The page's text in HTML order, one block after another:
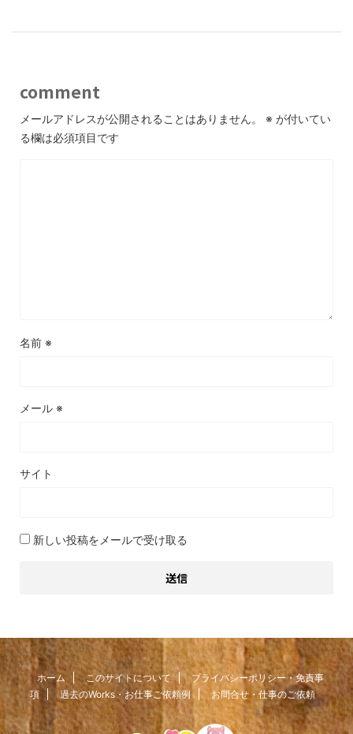
comment
メールアドレスが公開されることはありません。 ※ が付いてい
る欄は必須項目です
名前 ※
メール ※
サイト
新しい投稿をメールで受け取る
ホーム このサイトについて
プライバシーポリシー・免責事
項
過去のWorks・お仕事ご依頼例 お問合せ・仕事のご依頼